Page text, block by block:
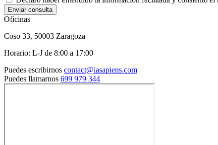
Oficinas
Coso 33, 50003 Zaragoza
Horario: L-J de 8:00 a 17:00
Puedes escribirnos contact@iasapiens.com
Puedes llamarnos 699 979 344